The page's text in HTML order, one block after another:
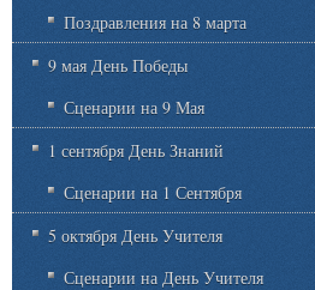
Поздравления на 8 марта
9 мая День Победы
Сценарии на 9 Мая
1 сентября День Знаний
Сценарии на 1 Сентября
5 октября День Учителя
Сценарии на День Учителя